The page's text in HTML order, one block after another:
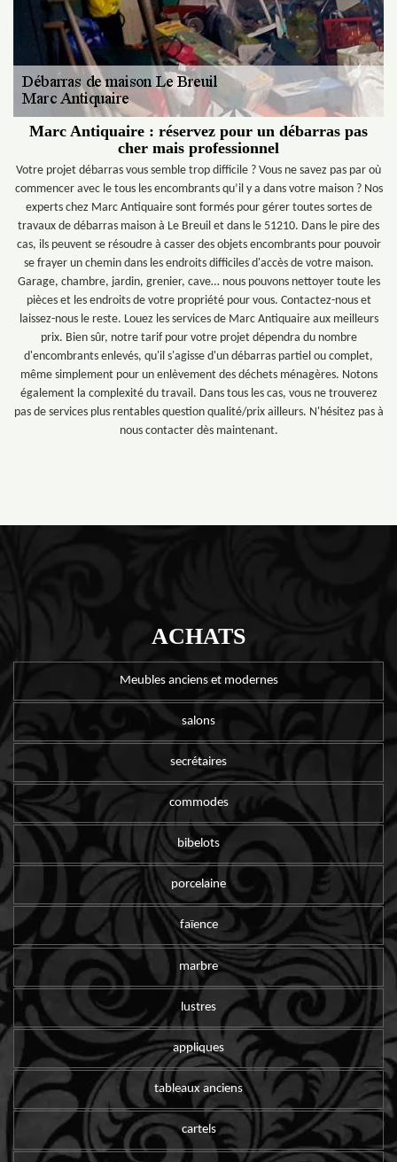
Marc Antiquaire : réservez pour un débarras pas
cher mais professionnel
Votre projet débarras vous semble trop difficile ? Vous ne savez pas par où
commencer avec le tous les encombrants qu’il y a dans votre maison ? Nos
experts chez Marc Antiquaire sont formés pour gérer toutes sortes de
travaux de débarras maison à Le Breuil et dans le 51210. Dans le pire des
cas, ils peuvent se résoudre à casser des objets encombrants pour pouvoir
se frayer un chemin dans les endroits difficiles d'accès de votre maison.
Garage, chambre, jardin, grenier, cave… nous pouvons nettoyer toute les
pièces et les endroits de votre propriété pour vous. Contactez-nous et
laissez-nous le reste. Louez les services de Marc Antiquaire aux meilleurs
prix. Bien sûr, notre tarif pour votre projet dépendra du nombre
d'encombrants enlevés, qu'il s'agisse d'un débarras partiel ou complet,
même simplement pour un enlèvement des déchets ménagères. Notons
également la complexité du travail. Dans tous les cas, vous ne trouverez
pas de services plus rentables question qualité/prix ailleurs. N'hésitez pas à
nous contacter dès maintenant.
ACHATS
Meubles anciens et modernes
salons
secrétaires
commodes
bibelots
porcelaine
faïence
marbre
lustres
appliques
tableaux anciens
cartels